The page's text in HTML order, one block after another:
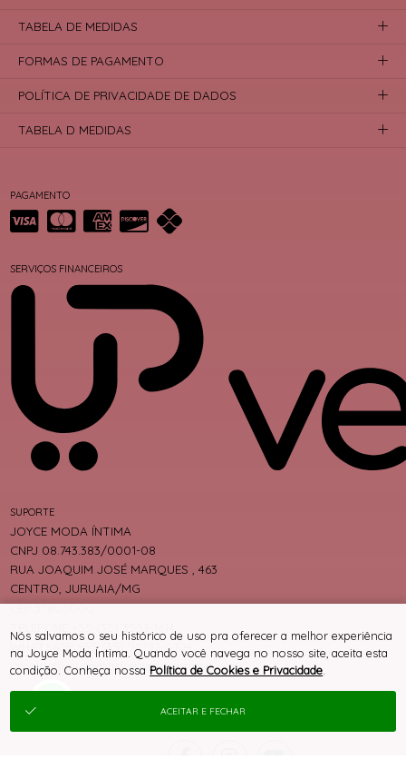
PAGAMENTO
SERVIÇOS FINANCEIROS
SUPORTE
JOYCE MODA ÍNTIMA
CNPJ 08.743.383/0001-08
RUA JOAQUIM JOSÉ MARQUES , 463
CENTRO, JURUAIA/MG
CEP 37805000
WHATSAPP +55 (35) 99192-0104
vendas@joycemodaintima.com.br
TABELA DE MEDIDAS
FORMAS DE PAGAMENTO
POLÍTICA DE PRIVACIDADE DE DADOS
TABELA D MEDIDAS
Nós salvamos o seu histórico de uso pra oferecer a melhor experiência
na Joyce Moda Íntima. Quando você navega no nosso site, aceita esta
condição. Conheça nossa Política de Cookies e Privacidade
ACEITAR E FECHAR